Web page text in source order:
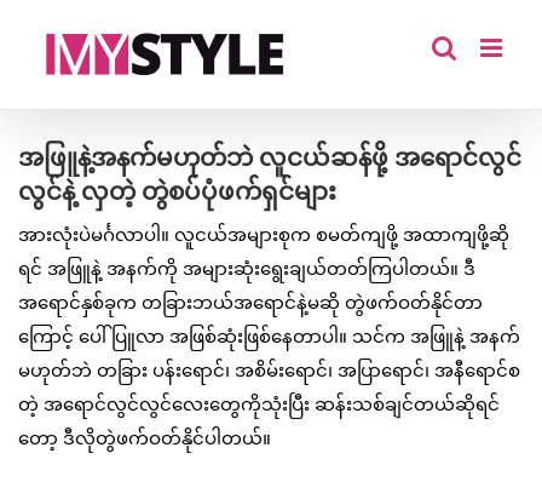
အဖြူနဲ့အနက်မဟုတ်ဘဲ လူငယ်ဆန်ဖို့ အရောင်လွင်
လွင်နဲ့ လှတဲ့ တွဲစပ်ပုံဖက်ရှင်များ
အားလုံးပဲမင်္ဂလာပါ။ လူငယ်အများစုက စမတ်ကျဖို့ အထာကျဖို့ဆို
ရင် အဖြူနဲ့ အနက်ကို အများဆုံးရွေးချယ်တတ်ကြပါတယ်။ ဒီ
အရောင်နှစ်ခုက တခြားဘယ်အရောင်နဲ့မဆို တွဲဖက်ဝတ်နိုင်တာ
ကြောင့် ပေါ်ပြူလာ အဖြစ်ဆုံးဖြစ်နေတာပါ။ သင်က အဖြူနဲ့ အနက်
မဟုတ်ဘဲ တခြား ပန်းရောင်၊ အစိမ်းရောင်၊ အပြာရောင်၊ အနီရောင်စ
တဲ့ အရောင်လွင်လွင်လေးတွေကိုသုံးပြီး ဆန်းသစ်ချင်တယ်ဆိုရင်
တော့ ဒီလိုတွဲဖက်ဝတ်နိုင်ပါတယ်။